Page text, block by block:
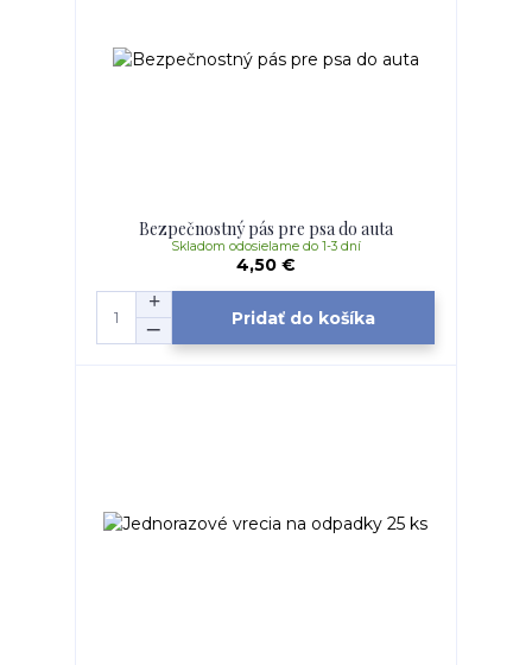
Bezpečnostný pás pre psa do auta
4,50 €
Skladom odosielame do 1-3 dní
Pridať do košíka